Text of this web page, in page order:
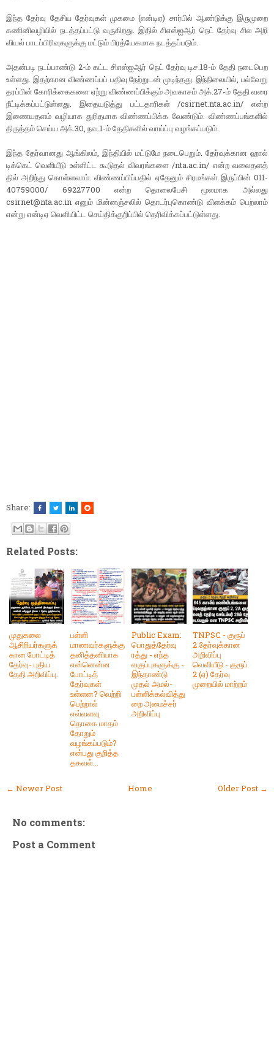
இந்த தேர்வு தேசிய தேர்​வு​கள் முகமை (என்​டிஏ) சார்​பில் ஆண்​டுக்கு இரு​முறை
கணினிவழி​யில் நடத்​தப்​பட்டு வரு​கிறது. இதில் சிஎஸ்​ஐஆர் நெட் தேர்வு சில அறி​
வியல் பாடப்​பிரிவு​களுக்கு மட்​டும் பிரத்​யேக​மாக நடத்​தப்​படும்.
அதன்​படி நடப்​பாண்டு 2-ம் கட்ட சிஎஸ்​ஐஆர் நெட் தேர்வு டிச.18-ம் தேதி நடை​பெற
உள்​ளது. இதற்​கான விண்​ணப்​பப்​ ப​திவு நேற்றுடன் முடிந்​தது. இந்​நிலை​யில், பல்​வேறு
தரப்​பின் கோரிக்​கைகளை ஏற்று விண்​ணப்​பிக்​கும் அவகாசம் அக்​.27-ம் தேதி வரை
நீட்​டிக்​கப்​பட்​டுள்​ளது. இதையடுத்து பட்​ட​தா​ரி​கள் /csirnet.nta.ac.in/ என்ற
இணை​யதளம் வழி​யாக துரித​மாக விண்​ணப்​பிக்க வேண்​டும். விண்​ணப்​பங்​களில்
திருத்​தம் செய்ய அக்​.30, நவ.1-ம் தேதி​களில் வாய்ப்பு வழங்​கப்​படும்.
இந்த தேர்​வானது ஆங்​கிலம், இந்​தி​யில் மட்​டுமே நடை​பெறும். தேர்​வுக்​கான ஹால்​
டிக்​கெட் வெளி​யீடு உள்​ளிட்ட கூடு​தல் விவரங்​களை /nta.ac.in/ என்ற வலை​தளத்​
தில் அறிந்து கொள்​ளலாம். விண்​ணப்​பிப்​ப​தில் ஏதேனும் சிரமங்​கள் இருப்​பின் 011-
40759000/ 69227700 என்ற தொலைபேசி மூல​மாக அல்​லது
csirnet@nta.ac.in எனும் மின்​னஞ்​சலில் தொடர்​பு​கொண்டு விளக்​கம்​ பெறலாம்​
என்​று என்​டிஏ வெளி​யிட்​ட செய்​திக்​குறிப்​பில்​ தெரிவிக்​கப்​பட்​டுள்​ளது.
Share:
Related Posts:
முதுகலை
ஆசிரியர்களுக்
கான போட்டித்
தேர்வு- புதிய
தேதி அறிவிப்பு.
பள்ளி
மாணவர்களுக்கு
தனித்தனியாக
என்னென்ன
போட்டித்
தேர்வுகள்
உள்ளன? வெற்றி
பெற்றால்
எவ்வளவு
தொகை மாதம்
தோறும்
வழங்கப்படும்?
என்பது குறித்த
தகவல்...
Public Exam:
பொதுத்தேர்வு
ரத்து - எந்த
வகுப்புகளுக்கு -
இந்தாண்டு
முதல் அமல்-
பள்ளிக்கல்வித்து
றை அமைச்சர்
அறிவிப்பு
TNPSC - குரூப்
2 தேர்வுக்கான
அறிவிப்பு
வெளியீடு - குரூப்
2 (ஏ) தேர்வு
முறையில் மாற்றம்
← Newer Post Older Post →
Home
No comments:
Post a Comment